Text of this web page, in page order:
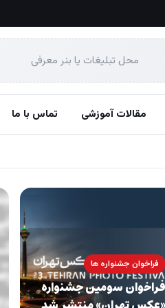
محل تبلیغات یا بنر معرفی
مقالات آموزشی تماس با ما
فراخوان جشنواره ها
فراخوان سومین جشنواره